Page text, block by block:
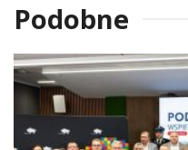
Podobne